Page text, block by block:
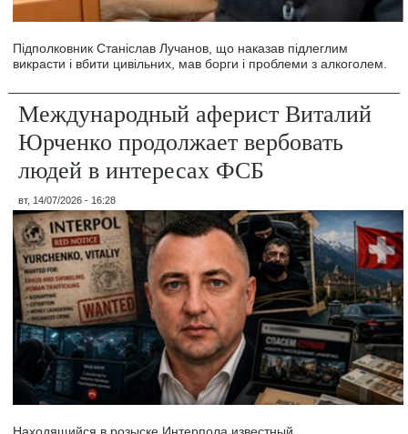
Підполковник Станіслав Лучанов, що наказав підлеглим
викрасти і вбити цивільних, мав борги і проблеми з алкоголем.
Международный аферист Виталий
Юрченко продолжает вербовать
людей в интересах ФСБ
вт, 14/07/2026 - 16:28